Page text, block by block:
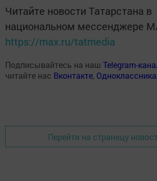
Читайте новости Татарстана в
национальном мессенджере
https://max.ru/tatmedia
Подписывайтесь на наш Telegram-
читайте нас Вконтакте,
Перейти на страницу